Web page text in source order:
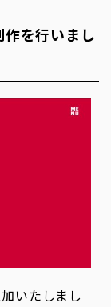
を行いまし
いたしまし